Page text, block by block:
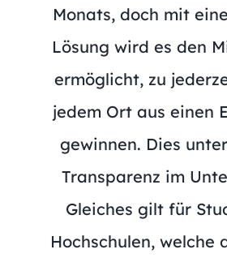
Monats, doch mit
Lösung wird es den
ermöglicht, zu
jedem Ort aus einen
gewinnen. Dies
Transparenz im
Gleiches gilt für
Hochschulen, welche